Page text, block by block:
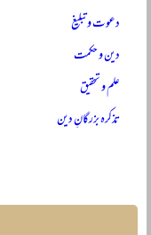
دعوت و تبلیغ
دین و حکمت
علم و تحقیق
تذکرہ بزرگانِ دین